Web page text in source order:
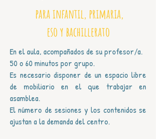
para infantil, primaria,
eso y bachillerato
En el aula, acompañados de su profesor/a.
50 o 60 minutos por grupo.
Es necesario disponer de un espacio libre
de mobiliario en el que trabajar en
asamblea.
El número de sesiones y los contenidos se
ajustan a la demanda del centro.